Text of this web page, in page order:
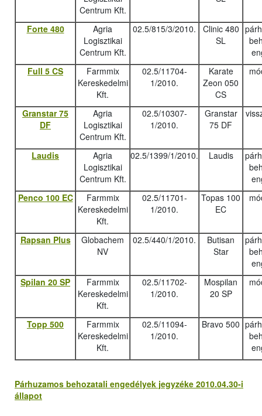
Centrum Kft.
Forte 480
Agria
Logisztikai
Centrum Kft.
02.5/815/3/2010.
Clinic 480
SL
Full 5 CS
Farmmix
Kereskedelmi
Kft.
02.5/11704-
1/2010.
Karate
Zeon 050
CS
Granstar 75
DF
Agria
Logisztikai
Centrum Kft.
02.5/10307-
1/2010.
Granstar
75 DF
Laudis
Agria
Logisztikai
Centrum Kft.
02.5/1399/1/2010. Laudis
Penco 100 EC
Farmmix
Kereskedelmi
Kft.
02.5/11701-
1/2010.
Topas 100
EC
Rapsan Plus
Globachem
NV
02.5/440/1/2010.
Butisan
Star
Spilan 20 SP
Farmmix
Kereskedelmi
Kft.
02.5/11702-
1/2010.
Mospilan
20 SP
Topp 500
Farmmix
Kereskedelmi
Kft.
02.5/11094-
1/2010.
Bravo 500
Párhuzamos behozatali engedélyek jegyzéke 2010.04.30-i
állapot